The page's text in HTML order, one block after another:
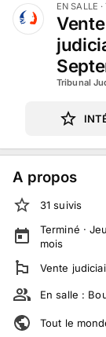
EN SALLE
Tribunal
A propos
31 suivis
Terminé ·
mois
Vente
En salle :
Tout le